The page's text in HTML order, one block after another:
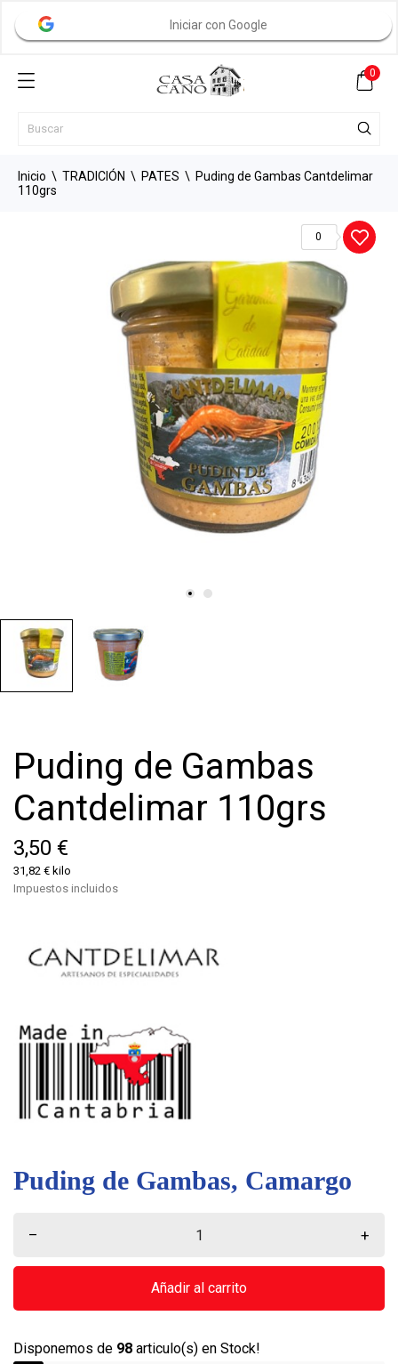
Iniciar con Google
0
Inicio TRADICIÓN PATES
Puding de Gambas Cantdelimar
110grs
0
Puding de Gambas
Cantdelimar 110grs
3,50 €
31,82 € kilo
Impuestos incluidos
Puding de Gambas, Camargo
– +
Añadir al carrito
Disponemos de 98 articulo(s) en Stock!